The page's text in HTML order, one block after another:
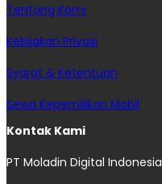
Tentang Kami
Kebijakan Privasi
Syarat & Ketentuan
Sewa Kepemilikan Mobil
Kontak Kami
PT Moladin Digital Indonesia